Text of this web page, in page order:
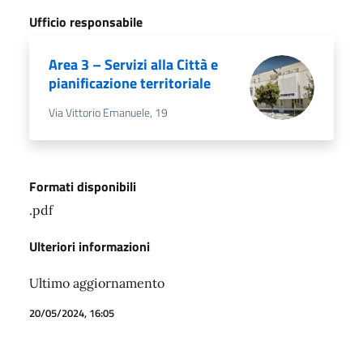
Ufficio responsabile
Area 3 – Servizi alla Città e
pianificazione territoriale
Via Vittorio Emanuele, 19
Formati disponibili
.pdf
Ulteriori informazioni
Ultimo aggiornamento
20/05/2024, 16:05